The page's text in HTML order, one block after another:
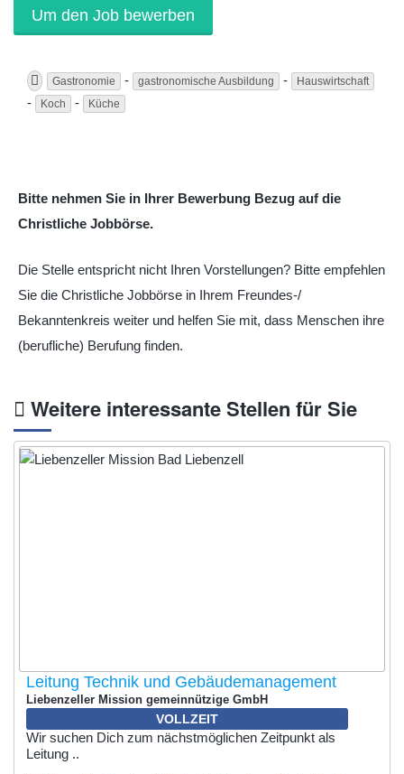
Gastronomie - gastronomische Ausbildung - Hauswirtschaft
- Koch - Küche
Bitte nehmen Sie in Ihrer Bewerbung Bezug auf die
Christliche Jobbörse.
Die Stelle entspricht nicht Ihren Vorstellungen? Bitte empfehlen
Sie die Christliche Jobbörse in Ihrem Freundes-/
Bekanntenkreis weiter und helfen Sie mit, dass Menschen ihre
(berufliche) Berufung finden.
Weitere interessante Stellen für Sie
Leitung Technik und Gebäudemanagement
Liebenzeller Mission gemeinnützige GmbH
VOLLZEIT
Wir suchen Dich zum nächstmöglichen Zeitpunkt als
Leitung ..